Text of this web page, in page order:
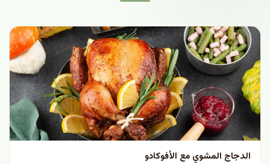
الدجاج المشوي مع الأفوكادو